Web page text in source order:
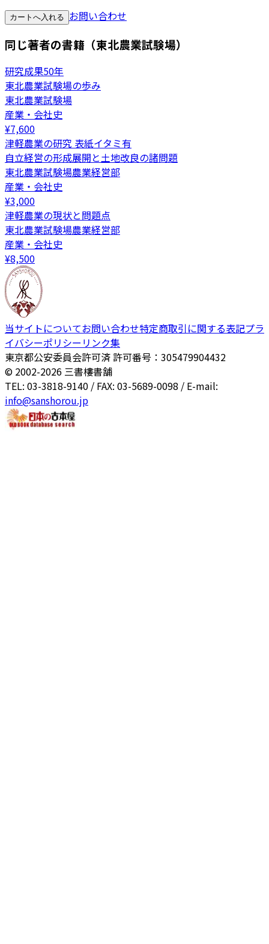
カートへ入れる お問い合わせ
同じ著者の書籍（東北農業試験場）
研究成果50年
東北農業試験場の歩み
東北農業試験場
産業・会社史
¥7,600
津軽農業の研究 表紙イタミ有
自立経営の形成展開と土地改良の諸問題
東北農業試験場農業経営部
産業・会社史
¥3,000
津軽農業の現状と問題点
東北農業試験場農業経営部
産業・会社史
¥8,500
当サイトについてお問い合わせ特定商取引に関する表記プラ
イバシーポリシー リンク集
東京都公安委員会許可済 許可番号：305479904432
© 2002-2026 三書樓書舗
TEL: 03-3818-9140 / FAX: 03-5689-0098 / E-mail:
info@sanshorou.jp